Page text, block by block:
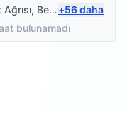
Ağrısı, Bel Ağrısı +56daha
bulunamadı